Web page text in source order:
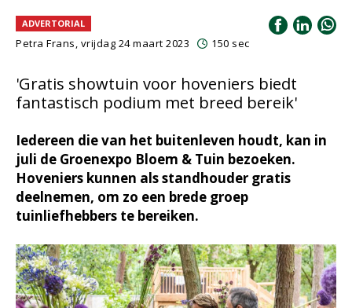
ADVERTORIAL
Petra Frans, vrijdag 24 maart 2023 150 sec
'Gratis showtuin voor hoveniers biedt
fantastisch podium met breed bereik'
Iedereen die van het buitenleven houdt, kan in
juli de Groenexpo Bloem & Tuin bezoeken.
Hoveniers kunnen als standhouder gratis
deelnemen, om zo een brede groep
tuinliefhebbers te bereiken.